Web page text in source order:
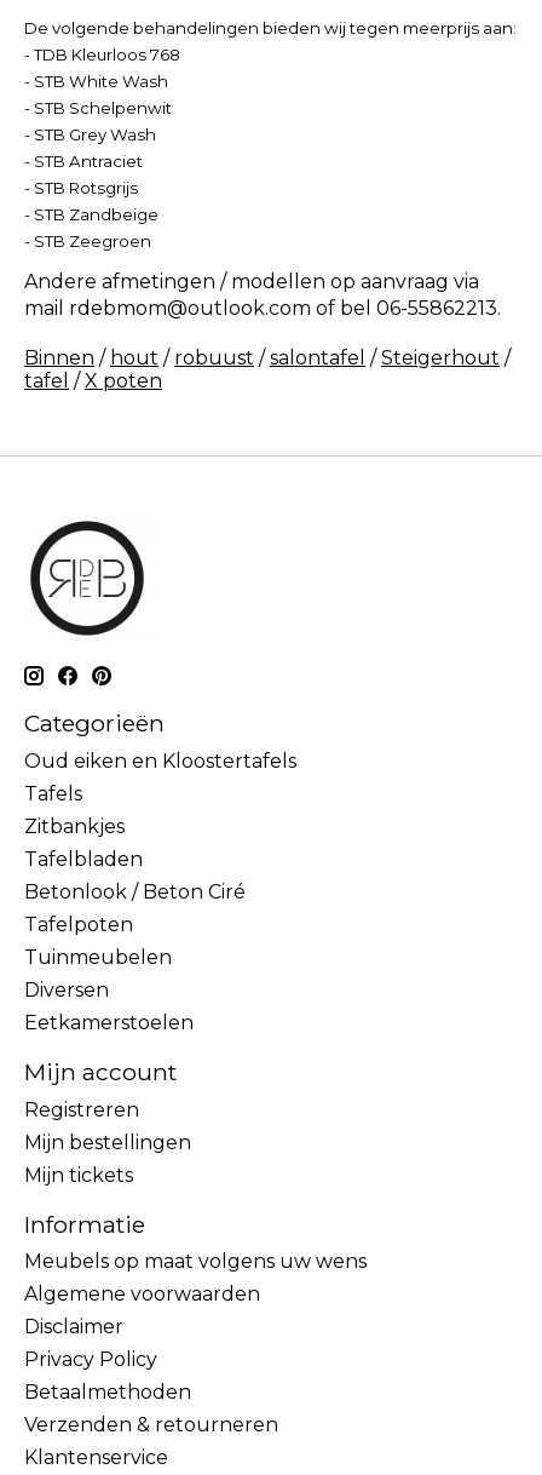
De volgende behandelingen bieden wij tegen meerprijs aan:
- TDB Kleurloos 768
- STB White Wash
- STB Schelpenwit
- STB Grey Wash
- STB Antraciet
- STB Rotsgrijs
- STB Zandbeige
- STB Zeegroen
Andere afmetingen / modellen op aanvraag via
mail rdebmom@outlook.com of bel 06-55862213.
Binnen / hout / robuust /salontafel /Steigerhout /
tafel /X poten
Categorieën
Oud eiken en Kloostertafels
Tafels
Zitbankjes
Tafelbladen
Betonlook / Beton Ciré
Tafelpoten
Tuinmeubelen
Diversen
Eetkamerstoelen
Mijn account
Registreren
Mijn bestellingen
Mijn tickets
Informatie
Meubels op maat volgens uw wens
Algemene voorwaarden
Disclaimer
Privacy Policy
Betaalmethoden
Verzenden & retourneren
Klantenservice